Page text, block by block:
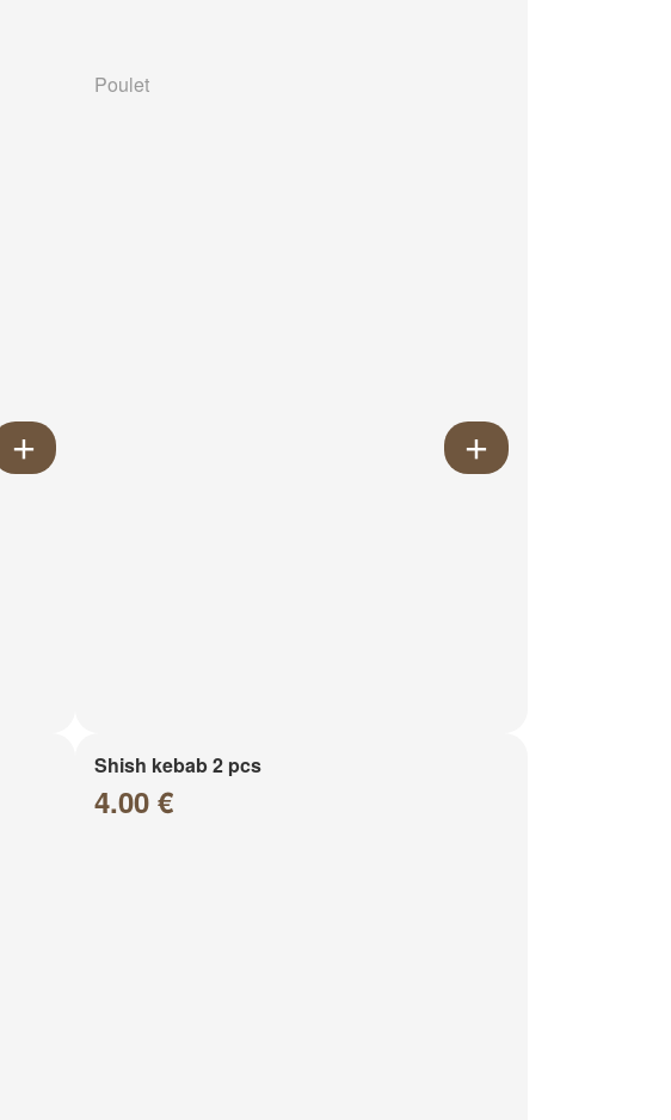
Poulet
Shish kebab 2 pcs
4.00 €